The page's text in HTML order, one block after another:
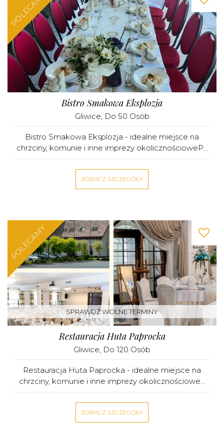
POLECAMY
Bistro Smakowa Eksplozja
Gliwice, Do 50 Osób
Bistro Smakowa Eksplozja - idealne miejsce na
chrzciny, komunie i inne imprezy okolicznościoweP...
ZOBACZ SZCZEGÓŁY
POLECAMY
SPRAWDŹ WOLNE TERMINY
Restauracja Huta Paprocka
Gliwice, Do 120 Osób
Restauracja Huta Paprocka - idealne miejsce na
chrzciny, komunie i inne imprezy okolicznościowe...
ZOBACZ SZCZEGÓŁY